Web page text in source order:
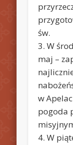
św.
3. W
maj –
w
pogoda
4. W